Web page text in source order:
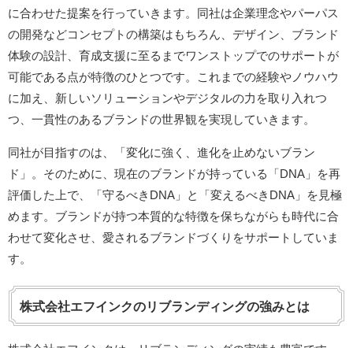
に合わせた提案を行っていきます。同社は企業理念やパーパス
の開発などコンセプトの構築はもちろん、デザイン、ブランド
体験の設計、育成支援に至るまでワンストップでのサポートが
可能である点が特徴のひとつです。これまでの経験やノウハウ
に加え、新しいソリューションやデジタルの力を取り入れつ
つ、一貫性のあるブランドの世界観を実現していきます。
同社が目指すのは、「変化に強く、進化を止めないブラン
ド」。そのために、現在のブランドが持っている「DNA」を再
評価した上で、「守るべきDNA」と「変えるべきDNA」を見極
めます。ブランドが持つ本質的な特徴を保ちながらも時代に合
わせて変化させ、愛されるブランドづくりをサポートしていま
す。
株式会社エフインクのリブランディングの強みとは